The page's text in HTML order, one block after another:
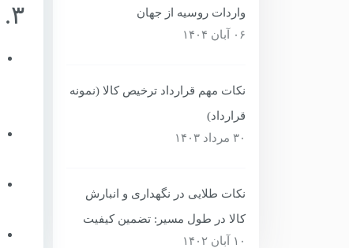
واردات روسیه از جهان
۰۶ آبان ۱۴۰۴
نکات مهم قرارداد ترخیص کالا (نمونه
قرارداد)
۳۰ مرداد ۱۴۰۳
نکات طلایی در نگهداری و انبارش
کالا در طول مسیر: تضمین کیفیت
۱۰ آبان ۱۴۰۲
۳. کارکردهای تخصصی هر گمرک